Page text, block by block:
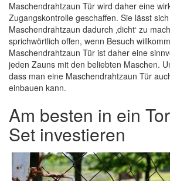
Maschendrahtzaun Tür wird daher eine
Zugangskontrolle geschaffen. Sie lässt
Maschendrahtzaun dadurch ‚dicht‘ zu
sprichwörtlich offen, wenn Besuch
Maschendrahtzaun Tür ist daher eine
jeden Zauns mit den beliebten Maschen.
dass man eine Maschendrahtzaun Tür
einbauen kann.
Am besten in ein
Set investieren